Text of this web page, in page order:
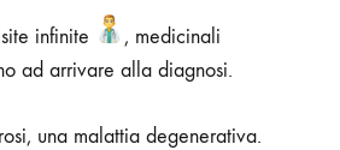
infinite
, medicinali
ad arrivare alla diagnosi.
una malattia degenerativa.